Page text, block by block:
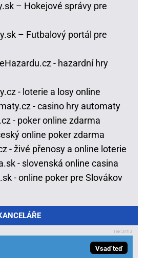
– Hokejové správy pre
– Futbalový portál pre
- hazardní hry
- loterie a losy online
- casino hry automaty
- poker online zdarma
online poker zdarma
- živé přenosy a online loterie
- slovenská online casina
- online poker pre Slovákov
Vsaď teď